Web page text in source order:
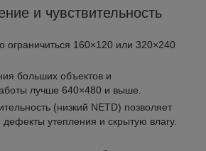
и чувствительность
160×120 или 320×240
больших объектов и
лучше 640×480 и выше.
(низкий NETD) позволяет
утепления и скрытую влагу.